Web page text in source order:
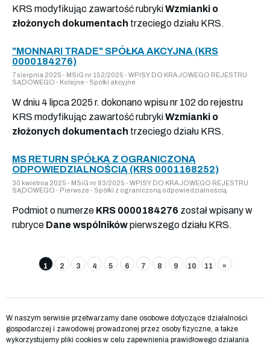
KRS modyfikując zawartość rubrykiWzmianki o
złożonych dokumentach trzeciego działu KRS.
"MONNARI TRADE" SPÓŁKA AKCYJNA (KRS
0000184276)
7 sierpnia 2025 - MSiG nr 152/2025 - WPISY DO KRAJOWEGO REJESTRU
SĄDOWEGO - Kolejne - Spółki akcyjne
W dniu 4 lipca 2025 r. dokonano wpisu nr 102 do rejestru
KRS modyfikując zawartość rubrykiWzmianki o
złożonych dokumentach trzeciego działu KRS.
MS RETURN SPÓŁKA Z OGRANICZONĄ
ODPOWIEDZIALNOŚCIĄ (KRS 0001168252)
30 kwietnia 2025 - MSiG nr 83/2025 - WPISY DO KRAJOWEGO REJESTRU
SĄDOWEGO - Pierwsze - Spółki z ograniczoną odpowiedzialnością
Podmiot o numerze KRS 0000184276 został wpisany w
rubryce Dane wspólnikówpierwszego działu KRS.
1 2 3 4 5 6 7 8 9 10 11 »
W naszym serwisie przetwarzamy dane osobowe dotyczące działalności
gospodarczej i zawodowej prowadzonej przez osoby fizyczne, a także
wykorzystujemy pliki cookies w celu zapewnienia prawidłowego działania